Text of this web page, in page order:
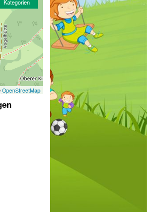
OpenStreetMap
Kategorien